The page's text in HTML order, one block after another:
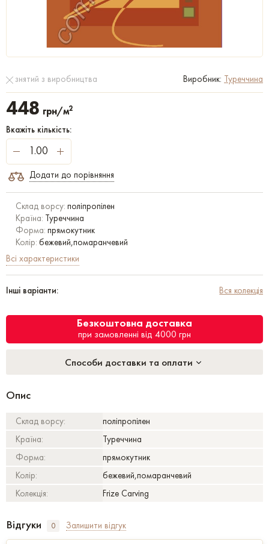
знятий з виробництва Виробник: Туреччина
448 грн/м2
Вкажіть кількість:
Додати до порівняння
Склад ворсу: поліпропілен
Країна: Туреччина
Форма: прямокутник
Колір: бежевий,помаранчевий
Всі характеристики
Інші варіанти: Вся колекція
Безкоштовна доставка
при замовленні від 4000 грн
Способи доставки та оплати
Опис
Склад ворсу:
поліпропілен
Країна:
Туреччина
Форма:
прямокутник
Колір:
бежевий,помаранчевий
Колекція:
Frize Carving
Відгуки 0 Залишити відгук